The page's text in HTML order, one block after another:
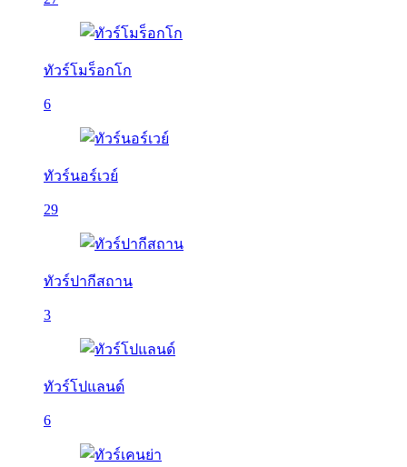
ทัวร์โมร็อกโก
6
ทัวร์นอร์เวย์
29
ทัวร์ปากีสถาน
3
ทัวร์โปแลนด์
6